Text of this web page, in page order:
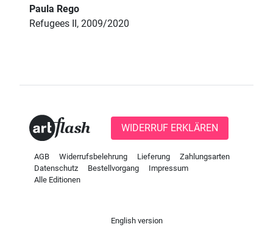
Paula Rego
Refugees II, 2009/2020
WIDERRUF ERKLÄREN
AGB Widerrufsbelehrung Lieferung
Zahlungsarten
Datenschutz
Bestellvorgang
Impressum
Alle Editionen
English version